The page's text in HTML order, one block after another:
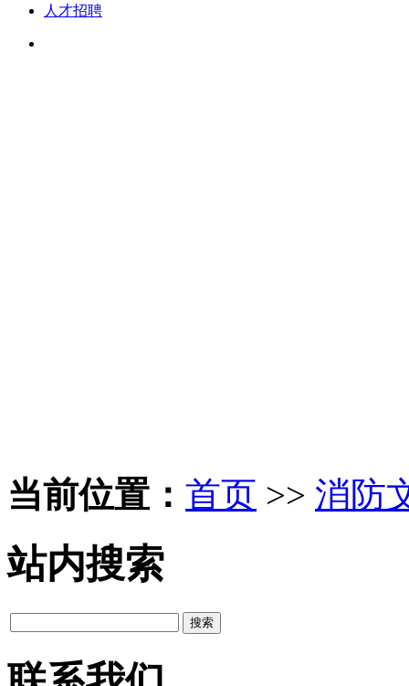
人才招聘
当前位置： 首页 >> 消防
站内搜索